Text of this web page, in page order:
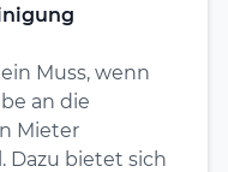
Muss, wenn
an die
Mieter
Dazu bietet sich